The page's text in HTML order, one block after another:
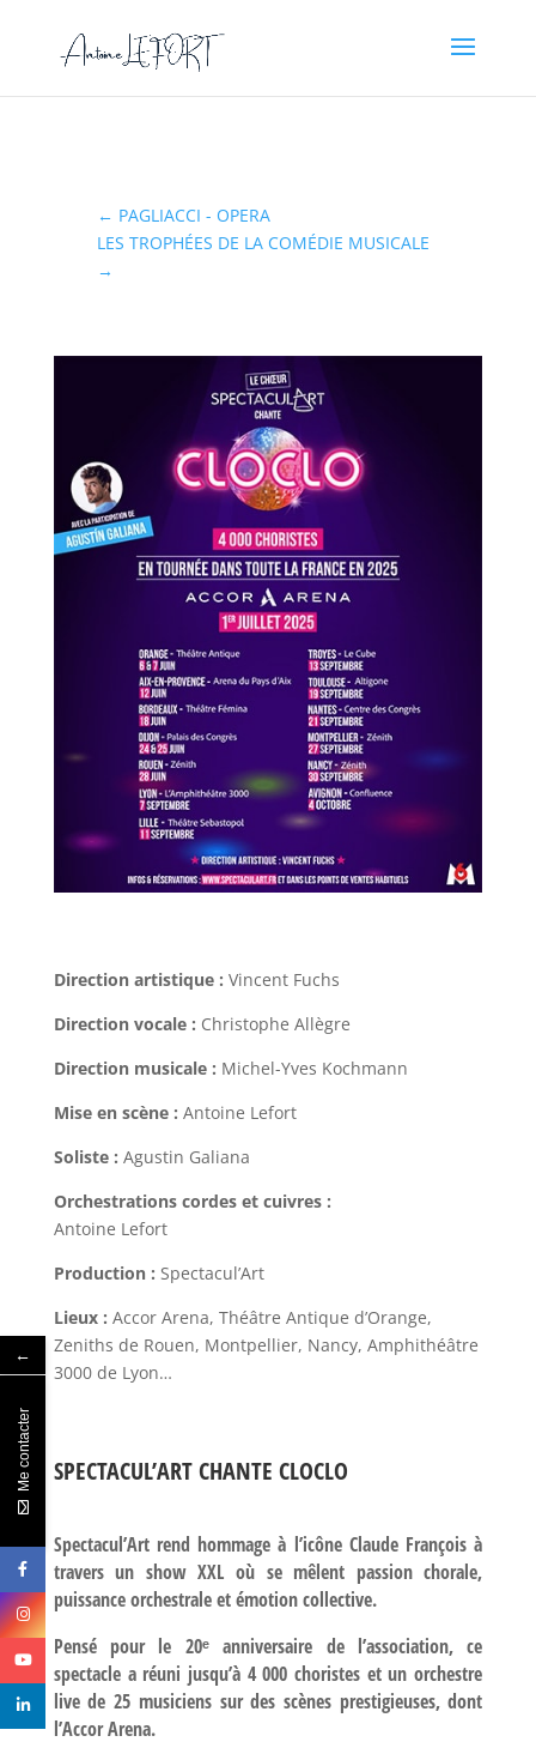
← PAGLIACCI - OPERA
LES TROPHÉES DE LA COMÉDIE MUSICALE
→
Direction artistique : Vincent Fuchs
Direction vocale : Christophe Allègre
Direction musicale : Michel-Yves Kochmann
Mise en scène : Antoine Lefort
Soliste : Agustin Galiana
Orchestrations cordes et cuivres :
Antoine Lefort
Production : Spectacul’Art
Lieux : Accor Arena, Théâtre Antique d’Orange,
Zeniths de Rouen, Montpellier, Nancy, Amphithéâtre
3000 de Lyon…
SPECTACUL’ART CHANTE CLOCLO
Spectacul’Art rend hommage à l’icône Claude François à
travers un show XXL où se mêlent passion chorale,
puissance orchestrale et émotion collective.
Pensé pour le 20ᵉ anniversaire de l’association, ce
spectacle a réuni jusqu’à 4 000 choristes et unorchestre
live de 25 musicienssur des scènes prestigieuses, dont
l’Accor Arena.
←
Me contacter